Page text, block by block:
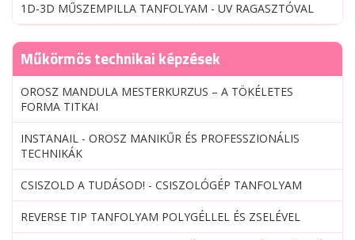
1D-3D MŰSZEMPILLA TANFOLYAM - UV RAGASZTÓVAL
Műkörmös technikai képzések
OROSZ MANDULA MESTERKURZUS – A TÖKÉLETES
FORMA TITKAI
INSTANAIL - OROSZ MANIKŰR ÉS PROFESSZIONÁLIS
TECHNIKÁK
CSISZOLD A TUDÁSOD! - CSISZOLÓGÉP TANFOLYAM
REVERSE TIP TANFOLYAM POLYGÉLLEL ÉS ZSELÉVEL